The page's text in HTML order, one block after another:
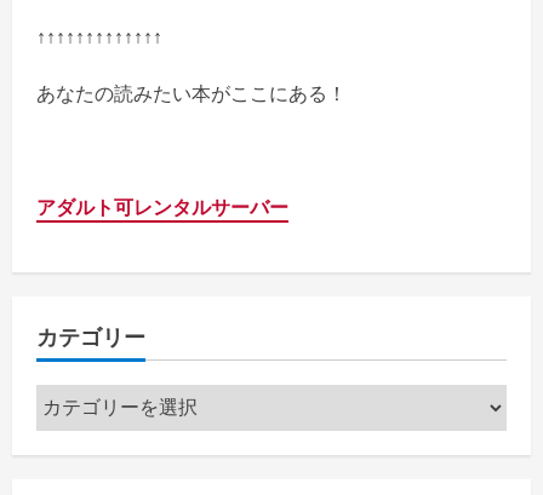
↑↑↑↑↑↑↑↑↑↑↑↑↑
あなたの読みたい本がここにある！
アダルト可レンタルサーバー
カテゴリー
カ
テ
ゴ